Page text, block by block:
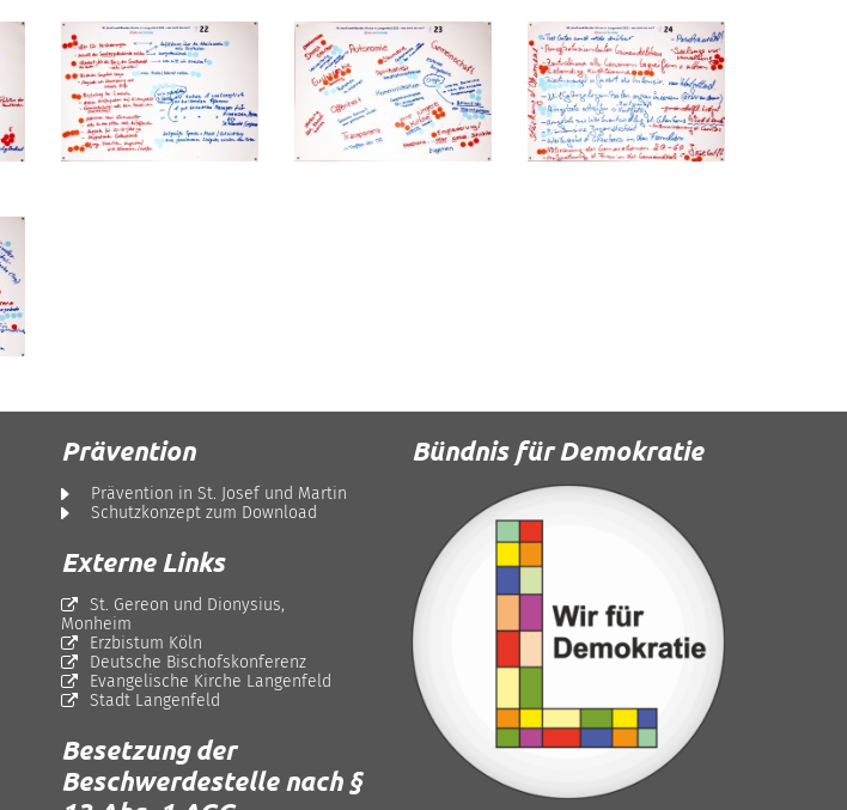
Prävention
Prävention in St. Josef und Martin
Schutzkonzept zum Download
Externe Links
St. Gereon und Dionysius,
Monheim
Erzbistum Köln
Deutsche Bischofskonferenz
Evangelische Kirche Langenfeld
Stadt Langenfeld
Besetzung der
Beschwerdestelle nach §
Bündnis für Demokratie